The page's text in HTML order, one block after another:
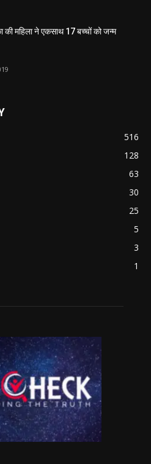
की महिला ने एकसाथ 17 बच्चों को जन्म
516
128
63
30
25
5
3
1